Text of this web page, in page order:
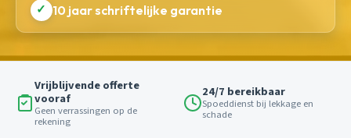
✓ 10 jaar schriftelijke garantie
Vrijblijvende offerte
vooraf
Geen verrassingen op de
rekening
24/7 bereikbaar
Spoeddienst bij lekkage en
schade